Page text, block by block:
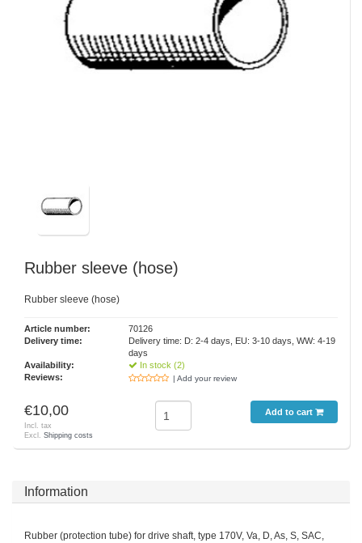
Rubber sleeve (hose)
Rubber sleeve (hose)
Article number:
70126
Delivery time:
Delivery time: D: 2-4 days, EU: 3-10 days, WW: 4-19
days
Availability:
In stock (2)
Reviews:
| Add your review
€10,00
Incl. tax
Excl. Shipping costs
Add to cart
Information
Rubber (protection tube) for drive shaft, type 170V, Va, D, As, S, SAC,